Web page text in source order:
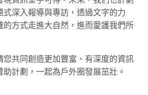
式深入報導與專訪，透過文字的力
的方式走進大自然，進而愛護我們所
您共同創造更加豐富、有深度的資訊
計劃，一起為戶外圈發展茁壯。